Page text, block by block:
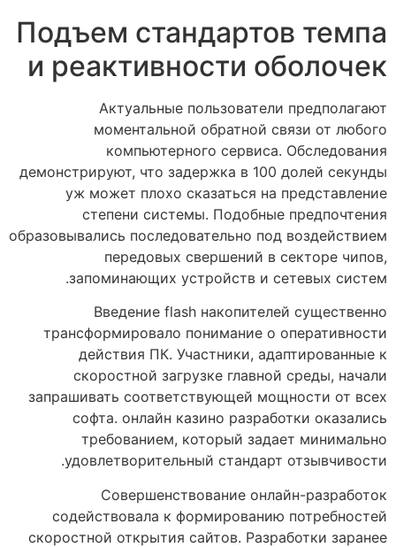
Подъем стандартов темпа
и реактивности оболочек
Актуальные пользователи предполагают
моментальной обратной связи от любого
компьютерного сервиса. Обследования
демонстрируют, что задержка в 100 долей секунды
уж может плохо сказаться на представление
степени системы. Подобные предпочтения
образовывались последовательно под воздействием
передовых свершений в секторе чипов,
запоминающих устройств и сетевых систем.
Введение flash накопителей существенно
трансформировало понимание о оперативности
действия ПК. Участники, адаптированные к
скоростной загрузке главной среды, начали
запрашивать соответствующей мощности от всех
софта. онлайн казино разработки оказались
требованием, который задает минимально
удовлетворительный стандарт отзывчивости.
Совершенствование онлайн-разработок
содействовала к формированию потребностей
скоростной открытия сайтов. Разработки заранее